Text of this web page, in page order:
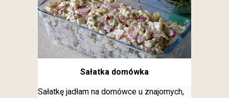
Sałatka domówka
Sałatkę jadłam na domówce u znajomych,